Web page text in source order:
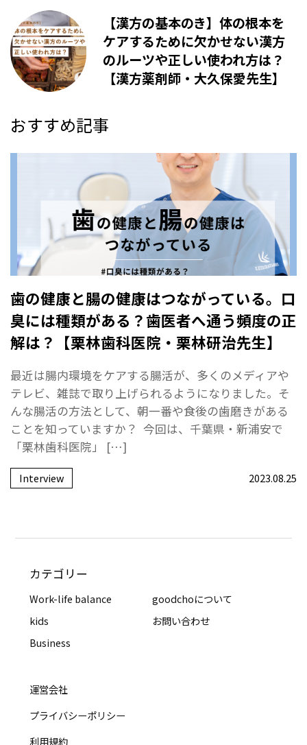
【漢方の基本のき】体の根本を
ケアするために欠かせない漢方
のルーツや正しい使われ方は？
【漢方薬剤師・大久保愛先生】
おすすめ記事
歯の健康と腸の健康はつながっている。口
臭には種類がある？歯医者へ通う頻度の正
解は？【栗林歯科医院・栗林研治先生】
最近は腸内環境をケアする腸活が、多くのメディアや
テレビ、雑誌で取り上げられるようになりました。そ
んな腸活の方法として、朝一番や食後の歯磨きがある
ことを知っていますか？ 今回は、千葉県・新浦安で
「栗林歯科医院」 […]
Interview 2023.08.25
カテゴリー
Work-life balance
goodchoについて
kids
お問い合わせ
Business
運営会社
プライバシーポリシー
利用規約